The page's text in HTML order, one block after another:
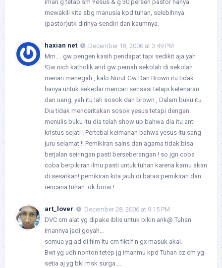
iman g tetap sm Yesus & g 30 persen pastor hanya
mewakili kita sbg manusia kpd tuhan, selebihnya
(pastor)utk dirinya sendiri dan kaumnya.
haxian net
December 18, 2006 at 3:49 PM
Mm…. gw pengen kasih pendapat tapi sedikit aja yah
!Gw nich katholik and gw pernah sekolah di sekolah
menari menegah , kalo Nurut Gw Dan Brown itu tidak
hanya untuk sekedar mencari sensasi tetapi ketenaran
dan uang, yah itu lah sosok dan brown , Dalam buku itu
Dia tidak menceritakan sosok yesus tetapi dengan
menulis buku itu dia telah show up bahwa dia itu anti
kristus sejati ! Pertebal keimanan bahwa yesus itu sang
juru selamat !! Pemikiran sains dan agama tidak bisa
berjalan seiringan pasti berseberangan ! so jgn coba
coba berpikiran ilmu pasti untuk tuhan karena kamu akan
di sesatkan! pemikiran kita jauh di batas pemikiran dan
rencana tuhan. ok brow !
art_lover
December 28, 2006 at 9:15 PM
DVC cm alat yg dipake iblis untuk bikin ank@ Tuhan
imannya jadi goyah…
semua yg ad di film itu cm fiktif n gx masuk akal.
Bwt yg udh nonton tetep jg imanmu kpd Tuhan cz cm yg
setia aj yg bkl msk surga….